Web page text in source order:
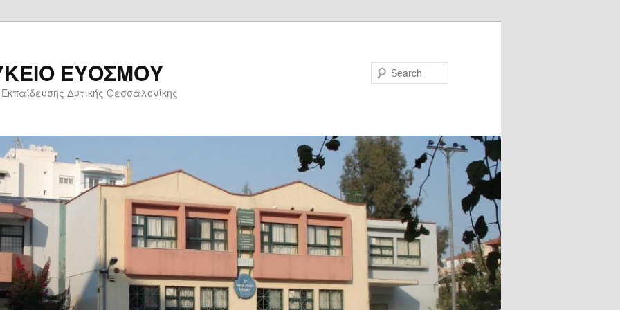
ΕΥΟΣΜΟΥ
Δυτικής Θεσσαλονίκης